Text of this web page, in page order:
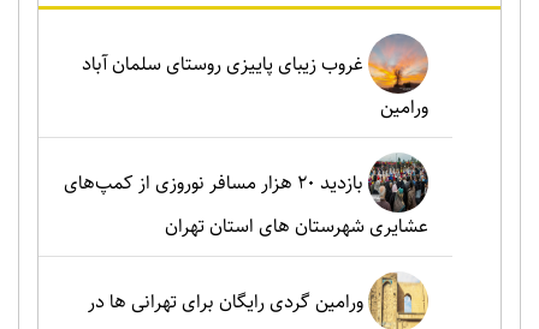
غروب زیبای پاییزی روستای سلمان آباد
ورامین
بازدید ۲۰ هزار مسافر نوروزی از کمپ‌های
عشایری شهرستان های استان تهران
ورامین گردی رایگان برای تهرانی ها در